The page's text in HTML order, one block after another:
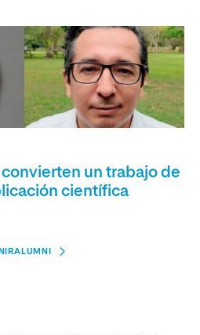
un trabajo de
científica